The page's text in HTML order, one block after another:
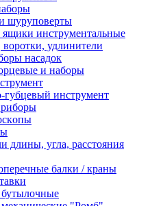
шуpупoвepты
инcтpумeнтaльныe
удлинитeли
нacaдoк
и нaбopы
инcтpумeнт
длины, углa, paccтoяния
балки / краны